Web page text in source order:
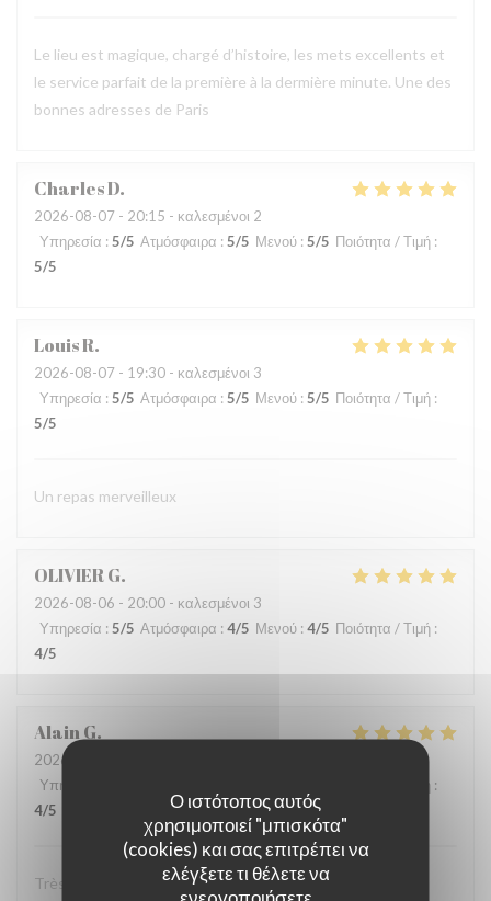
Ο ιστότοπος αυτός
χρησιμοποιεί "μπισκότα"
(cookies) και σας επιτρέπει να
ελέγξετε τι θέλετε να
ενεργοποιήσετε
Le lieu est magique, chargé d’histoire, les mets excellents et
le service parfait de la première à la dermière minute. Une des
bonnes adresses de Paris
CharlesD
2026-08-07 - 20:15 - καλεσμένοι 2
Υπηρεσία : 5/5 Ατμόσφαιρα : 5/5 Μενού : 5/5 Ποιότητα / Τιμή :
5/5
LouisR
2026-08-07 - 19:30 - καλεσμένοι 3
Υπηρεσία : 5/5 Ατμόσφαιρα : 5/5 Μενού : 5/5 Ποιότητα / Τιμή :
5/5
Un repas merveilleux
OLIVIERG
2026-08-06 - 20:00 - καλεσμένοι 3
Υπηρεσία : 5/5 Ατμόσφαιρα : 4/5 Μενού : 4/5 Ποιότητα / Τιμή :
4/5
AlainG
2026-08-03
Υπηρεσία
Ποιότητα / Τιμή :
4/5
Très beau cadre au coeur de Paris et plats excellents !